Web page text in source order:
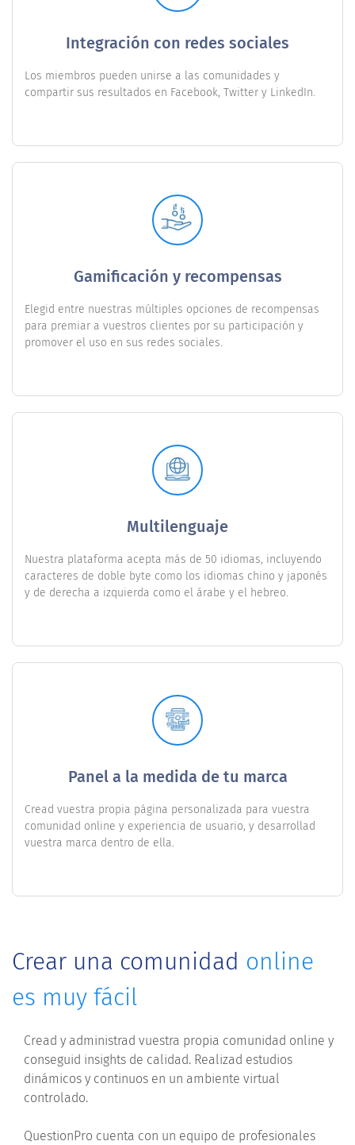
Integración con redes sociales
Los miembros pueden unirse a las comunidades y
compartir sus resultados en Facebook, Twitter y LinkedIn.
Gamificación y recompensas
Elegid entre nuestras múltiples opciones de recompensas
para premiar a vuestros clientes por su participación y
promover el uso en sus redes sociales.
Multilenguaje
Nuestra plataforma acepta más de 50 idiomas, incluyendo
caracteres de doble byte como los idiomas chino y japonés
y de derecha a izquierda como el árabe y el hebreo.
Panel a la medida de tu marca
Cread vuestra propia página personalizada para vuestra
comunidad online y experiencia de usuario, y desarrollad
vuestra marca dentro de ella.
Crear una comunidad online
es muy fácil
Cread y administrad vuestra propia comunidad online y
conseguid insights de calidad. Realizad estudios
dinámicos y continuos en un ambiente virtual
controlado.
QuestionPro cuenta con un equipo de profesionales